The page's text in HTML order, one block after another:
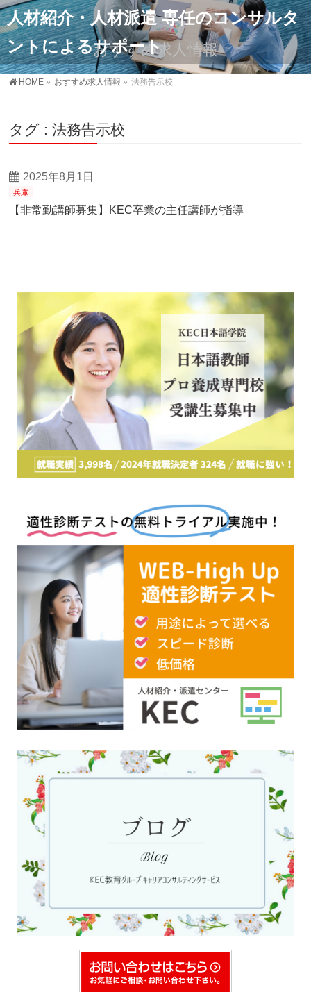
人材紹介・人材派遣 専任のコンサルタ
ントによるサポート
おすすめ求人情報
HOME » おすすめ求人情報 » 法務告示校
タグ : 法務告示校
2025年8月1日
兵庫
【非常勤講師募集】KEC卒業の主任講師が指導